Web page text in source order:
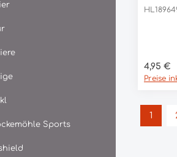
Sports
4,95 €
Preise
Seite
1